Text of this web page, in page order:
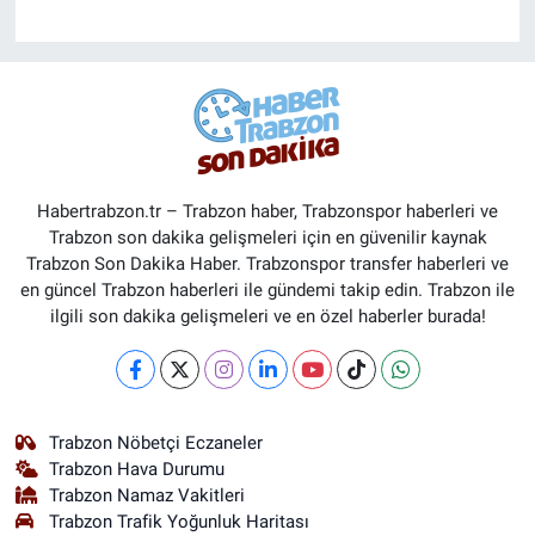
Habertrabzon.tr – Trabzon haber, Trabzonspor haberleri ve
Trabzon son dakika gelişmeleri için en güvenilir kaynak
Trabzon Son Dakika Haber. Trabzonspor transfer haberleri ve
en güncel Trabzon haberleri ile gündemi takip edin. Trabzon ile
ilgili son dakika gelişmeleri ve en özel haberler burada!
Trabzon Nöbetçi Eczaneler
Trabzon Hava Durumu
Trabzon Namaz Vakitleri
Trabzon Trafik Yoğunluk Haritası